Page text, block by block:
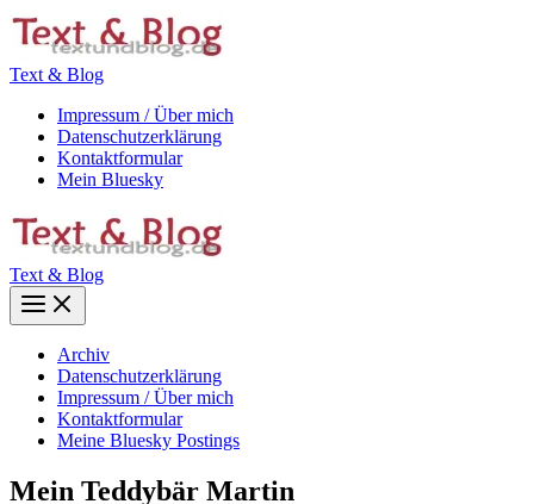
Zum
Inhalt
Text & Blog
Impressum / Über mich
Datenschutzerklärung
Kontaktformular
Mein Bluesky
Text & Blog
Main
Menu
Archiv
Datenschutzerklärung
Impressum / Über mich
Kontaktformular
Meine Bluesky Postings
Mein Teddybär Martin